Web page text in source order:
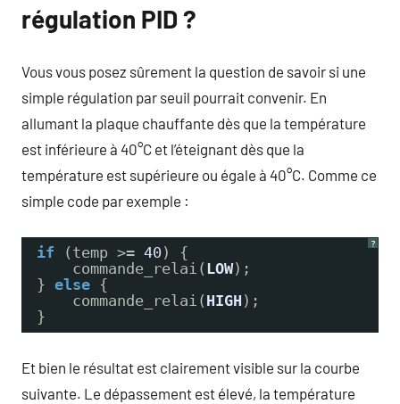
régulation PID ?
Vous vous posez sûrement la question de savoir si une
simple régulation par seuil pourrait convenir. En
allumant la plaque chauffante dès que la température
est inférieure à 40°C et l’éteignant dès que la
température est supérieure ou égale à 40°C. Comme ce
simple code par exemple :
?
if (temp >= 40 ) {
commande_relai( LOW);
} else {
commande_relai( HIGH );
}
Et bien le résultat est clairement visible sur la courbe
suivante. Le dépassement est élevé, la température